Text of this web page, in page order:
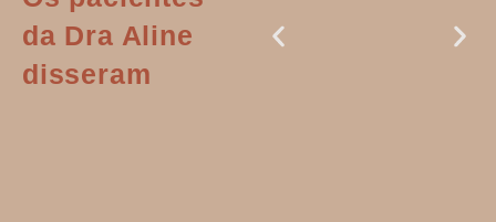
da Dra Aline
disseram